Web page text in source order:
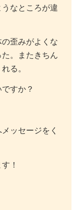
なところが違
歪みがよくな
。またきちん
る。
すか？
ッセージをく
！